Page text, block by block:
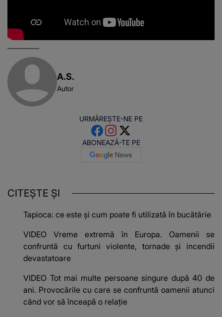
A.S.
Autor
URMĂREȘTE-NE PE
ABONEAZĂ-TE PE
CITEȘTE ȘI
Tapioca: ce este și cum poate fi utilizată în bucătărie
VIDEO Vreme extremă în Europa. Oamenii se
confruntă cu furtuni violente, tornade și incendii
devastatoare
VIDEO Tot mai multe persoane singure după 40 de
ani. Provocările cu care se confruntă oamenii atunci
când vor să înceapă o relație